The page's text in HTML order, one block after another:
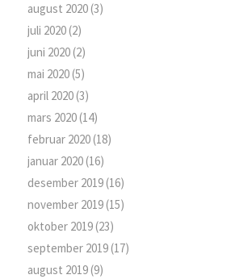
august 2020(3)
juli 2020(2)
juni 2020(2)
mai 2020(5)
april 2020(3)
mars 2020(14)
februar 2020(18)
januar 2020(16)
desember 2019(16)
november 2019(15)
oktober 2019(23)
september 2019(17)
august 2019(9)